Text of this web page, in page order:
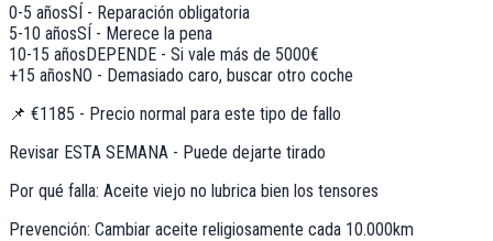
0-5 añosSÍ - Reparación obligatoria
5-10 añosSÍ - Merece la pena
10-15 añosDEPENDE - Si vale más de 5000€
+15 añosNO - Demasiado caro, buscar otro coche
📌 €1185 - Precio normal para este tipo de fallo
Revisar ESTA SEMANA - Puede dejarte tirado
Por qué falla: Aceite viejo no lubrica bien los tensores
Prevención: Cambiar aceite religiosamente cada 10.000km